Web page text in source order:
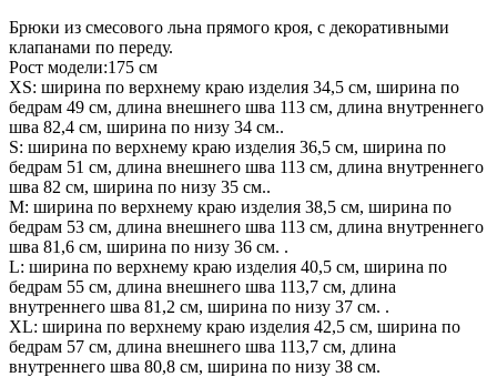
Брюки из смесового льна прямого кроя, с декоративными
клапанами по переду.
Рост модели:175 см
XS: ширина по верхнему краю изделия 34,5 см, ширина по
бедрам 49 см, длина внешнего шва 113 см, длина внутреннего
шва 82,4 см, ширина по низу 34 см..
S: ширина по верхнему краю изделия 36,5 см, ширина по
бедрам 51 см, длина внешнего шва 113 см, длина внутреннего
шва 82 см, ширина по низу 35 см..
М: ширина по верхнему краю изделия 38,5 см, ширина по
бедрам 53 см, длина внешнего шва 113 см, длина внутреннего
шва 81,6 см, ширина по низу 36 см. .
L: ширина по верхнему краю изделия 40,5 см, ширина по
бедрам 55 см, длина внешнего шва 113,7 см, длина
внутреннего шва 81,2 см, ширина по низу 37 см. .
XL: ширина по верхнему краю изделия 42,5 см, ширина по
бедрам 57 см, длина внешнего шва 113,7 см, длина
внутреннего шва 80,8 см, ширина по низу 38 см.